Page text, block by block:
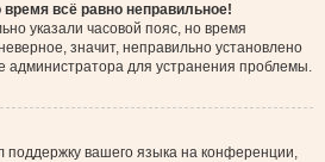
всё равно неправильное!
указали часовой пояс, но время
значит, неправильно установлено
администратора для устранения проблемы.
поддержку вашего языка на конференции,